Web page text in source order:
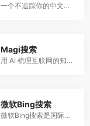
一个不追踪你的中文搜索引擎
Magi搜索
用 AI 梳理互联网的知识引擎 ...
微软Bing搜索
微软Bing搜索是国际领先的搜...